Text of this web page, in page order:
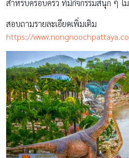
สำหรับครอบครัว ที่มีกิจกรรมสนุก ๆ ไ
สอบถามรายละเอียดเพิ่มเติม
https://